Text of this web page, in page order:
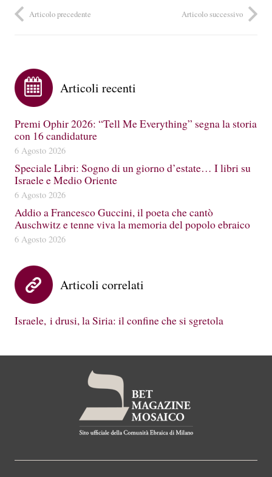
Articolo precedente Articolo successivo
Articoli recenti
Premi Ophir 2026: “Tell Me Everything” segna la storia
con 16 candidature
6 Agosto 2026
Speciale Libri: Sogno di un giorno d’estate… I libri su
Israele e Medio Oriente
6 Agosto 2026
Addio a Francesco Guccini, il poeta che cantò
Auschwitz e tenne viva la memoria del popolo ebraico
6 Agosto 2026
Articoli correlati
Israele, i drusi, la Siria: il confine che si sgretola